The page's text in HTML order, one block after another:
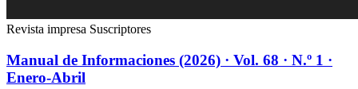
Revista impresa Suscriptores
Manual de Informaciones (2026) · Vol. 68 · N.º 1 ·
Enero-Abril